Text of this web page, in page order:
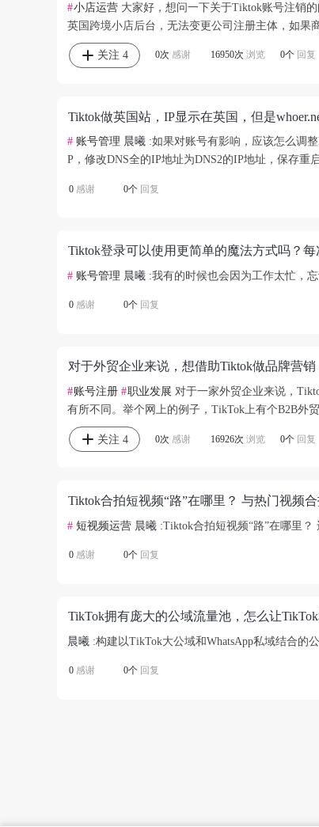
#小店运营 大家好，想问一下关于Tiktok账号注销
英国跨境小店后台，无法变更公司注册主体，如果
关注 4 0次 感谢 16950次 浏览 0个 回复
# 账号管理 晨曦 :如果对账号有影响，应该怎么调
P，修改DNS全的IP地址为DNS2的IP地址，保存重
0 感谢 0个 回复
# 账号管理 晨曦 :我有的时候也会因为工作太忙，
0 感谢 0个 回复
#账号注册 #职业发展 对于一家外贸企业来说，
有所不同。举个网上的例子，TikTok上有个B2B外
关注 4 0次 感谢 16926次 浏览 0个 回复
Tiktok合拍短视频“路”在哪里？ 与热门视频
# 短视频运营 晨曦 :Tiktok合拍短视频“路”在哪里
0 感谢 0个 回复
晨曦 :构建以TikTok大公域和WhatsApp私域结合的
0 感谢 0个 回复